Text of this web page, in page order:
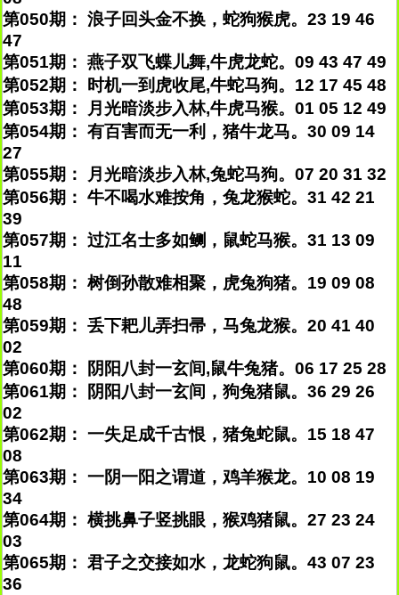
第050期： 浪子回头金不换，蛇狗猴虎。23 19 46
47
第051期： 燕子双飞蝶儿舞,牛虎龙蛇。09 43 47 49
第052期： 时机一到虎收尾,牛蛇马狗。12 17 45 48
第053期： 月光暗淡步入林,牛虎马猴。01 05 12 49
第054期： 有百害而无一利，猪牛龙马。30 09 14
27
第055期： 月光暗淡步入林,兔蛇马狗。07 20 31 32
第056期： 牛不喝水难按角，兔龙猴蛇。31 42 21
39
第057期： 过江名士多如鲗，鼠蛇马猴。31 13 09
11
第058期： 树倒孙散难相聚，虎兔狗猪。19 09 08
48
第059期： 丢下耙儿弄扫帚，马兔龙猴。20 41 40
02
第060期： 阴阳八封一玄间,鼠牛兔猪。06 17 25 28
第061期： 阴阳八封一玄间，狗兔猪鼠。36 29 26
02
第062期： 一失足成千古恨，猪兔蛇鼠。15 18 47
08
第063期： 一阴一阳之谓道，鸡羊猴龙。10 08 19
34
第064期： 横挑鼻子竖挑眼，猴鸡猪鼠。27 23 24
03
第065期： 君子之交接如水，龙蛇狗鼠。43 07 23
36